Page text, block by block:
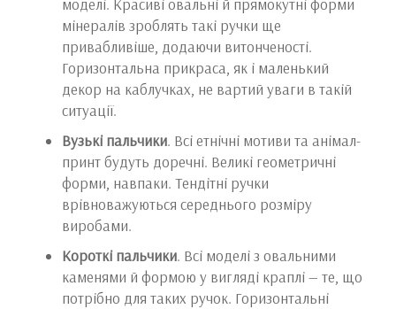
моделі. Красиві овальні й прямокутні форми
мінералів зроблять такі ручки ще
привабливіше, додаючи витонченості.
Горизонтальна прикраса, як і маленький
декор на каблучках, не вартий уваги в такій
ситуації.
Вузькі пальчики. Всі етнічні мотиви та анімал-
принт будуть доречні. Великі геометричні
форми, навпаки. Тендітні ручки
врівноважуються середнього розміру
виробами.
Короткі пальчики. Всі моделі з овальними
каменями й формою у вигляді краплі — те, що
потрібно для таких ручок. Горизонтальні